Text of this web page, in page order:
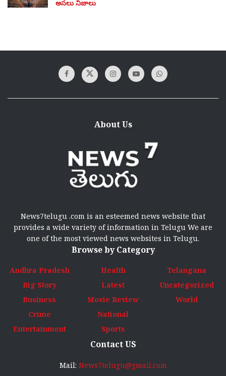
అసలు నిజాలు
About Us
News7telugu .com is an esteemed news website that
provides a wide variety of information in Telugu We are
one of the most viewed news websites in Telugu.
Browse by Category
Andhra Pradesh
Big Story
Business
Crime
Entertainment
Health
Latest
Movie Review
National
Sports
Telangana
Uncategorized
World
Contact US
Mail: News7telugu@gmail.com